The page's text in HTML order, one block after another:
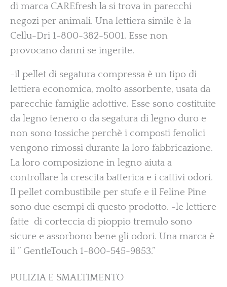
di marca CAREfresh la si trova in parecchi
negozi per animali. Una lettiera simile è la
Cellu-Dri 1-800-382-5001. Esse non
provocano danni se ingerite.
-il pellet di segatura compressa è un tipo di
lettiera economica, molto assorbente, usata da
parecchie famiglie adottive. Esse sono costituite
da legno tenero o da segatura di legno duro e
non sono tossiche perchè i composti fenolici
vengono rimossi durante la loro fabbricazione.
La loro composizione in legno aiuta a
controllare la crescita batterica e i cattivi odori.
Il pellet combustibile per stufe e il Feline Pine
sono due esempi di questo prodotto. -le lettiere
fatte di corteccia di pioppio tremulo sono
sicure e assorbono bene gli odori. Una marca è
il ” GentleTouch 1-800-545-9853.”
PULIZIA E SMALTIMENTO